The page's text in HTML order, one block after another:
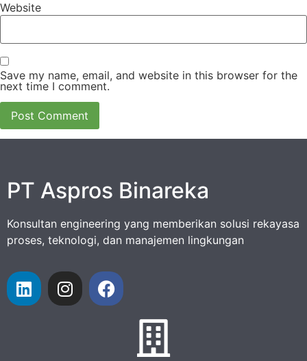
Website
Save my name, email, and website in this browser for the
next time I comment.
PT Aspros Binareka
Konsultan engineering yang memberikan solusi rekayasa
proses, teknologi, dan manajemen lingkungan